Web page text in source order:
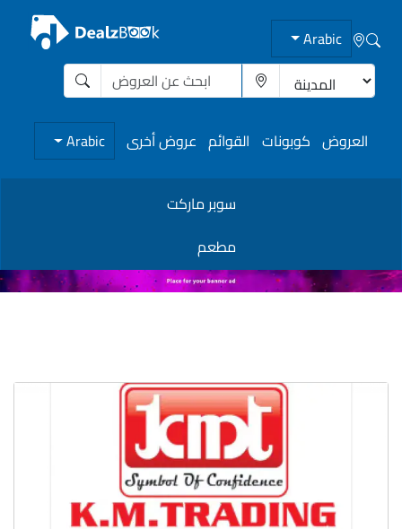
Arabic
العروض كوبونات القوائم عروض أخرى Arabic
سوبر ماركت
مطعم